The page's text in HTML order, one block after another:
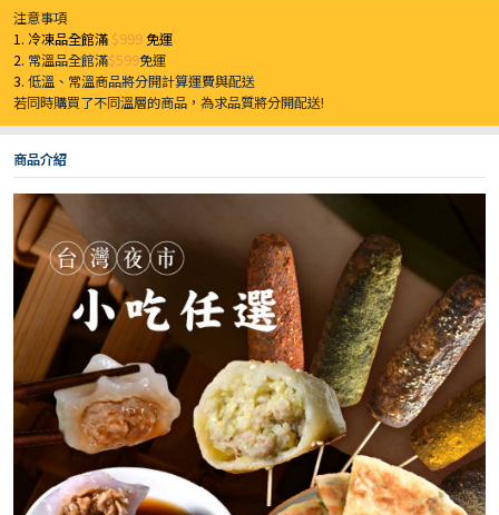
注意事項
1. 冷凍品全館滿 $999免運
2. 常溫品全館滿$599免運
3.低溫、常溫商品將分開計算運費與配送
若同時購買了不同溫層的商品，為求品質將分開配送!
商品介紹